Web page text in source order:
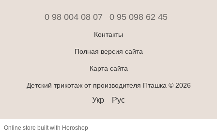
0 98 004 08 07 0 95 098 62 45
Контакты
Полная версия сайта
Карта сайта
Детский трикотаж от производителя Пташка © 2026
Укр Рус
Online store built with Horoshop